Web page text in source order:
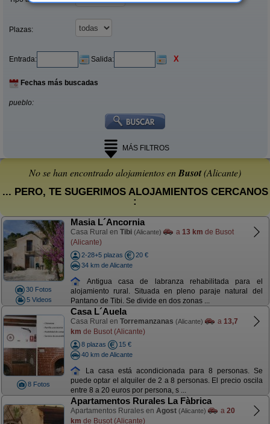
Plazas:
Entrada: Salida: X
Fechas más buscadas
pueblo:
MÁS FILTROS
No se han encontrado alojamientos enBusot(Alicante)
... PERO, TE SUGERIMOS ALOJAMIENTOS CERCANOS
:
30 Fotos
5 Videos
Masia L´Ancornia
Casa Rural en Tibi (Alicante) a 13 km de Busot
(Alicante)
2-28+5 plazas
20 €
34 km de Alicante
Antigua casa de labranza rehabilitada para el
alojamiento rural. Situada en pleno paraje natural del
Pantano de Tibi. Se divide en dos zonas ...
8 Fotos
Casa L´Auela
Casa Rural en Torremanzanas (Alicante) a 13,7
km de Busot (Alicante)
8 plazas
15 €
40 km de Alicante
La casa está acondicionada para 8 personas. Se
puede optar el alquiler de 2 a 8 personas. El precio oscila
entre 8 a 20 euros por persona, s ...
Apartamentos Rurales La Fàbrica
Apartamentos Rurales en Agost (Alicante) a 20
km de Busot (Alicante)